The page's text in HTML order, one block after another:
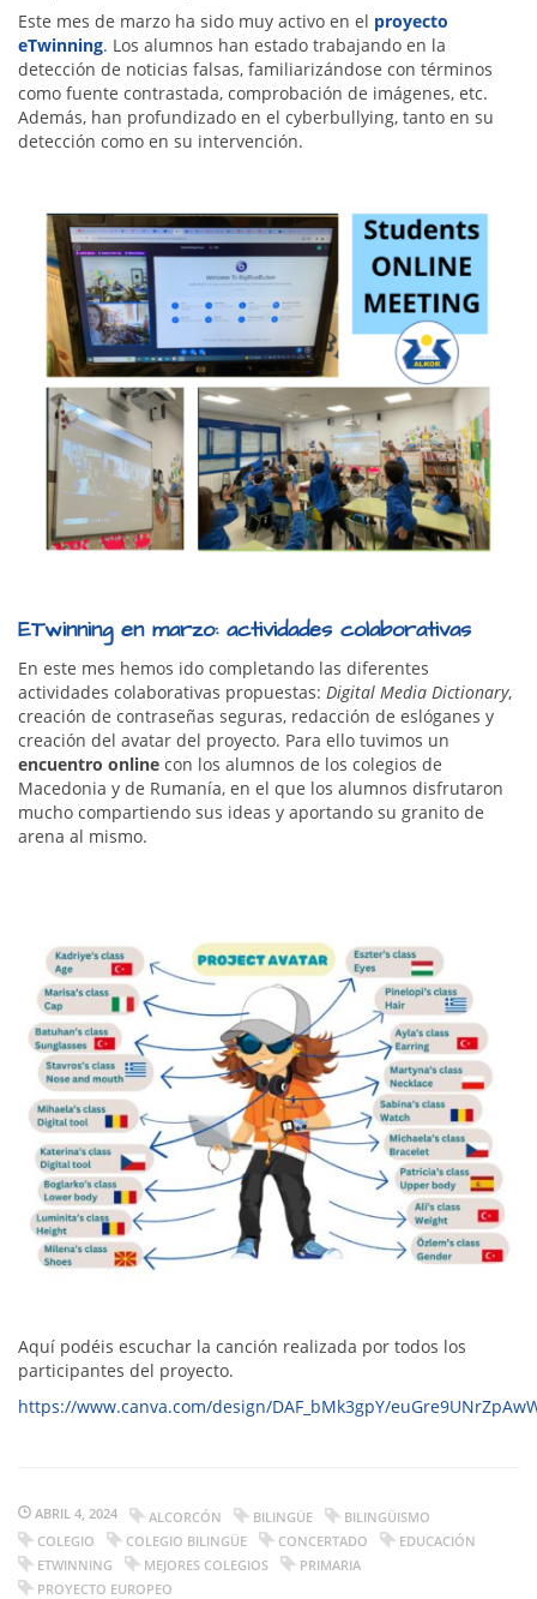
Este mes de marzo ha sido muy activo en el proyecto
eTwinning. Los alumnos han estado trabajando en la
detección de noticias falsas, familiarizándose con términos
como fuente contrastada, comprobación de imágenes, etc.
Además, han profundizado en el cyberbullying, tanto en su
detección como en su intervención.
ETwinning en marzo: actividades colaborativas
En este mes hemos ido completando las diferentes
actividades colaborativas propuestas: Digital Media Dictionary,
creación de contraseñas seguras, redacción de eslóganes y
creación del avatar del proyecto. Para ello tuvimos un
encuentro online con los alumnos de los colegios de
Macedonia y de Rumanía, en el que los alumnos disfrutaron
mucho compartiendo sus ideas y aportando su granito de
arena al mismo.
Aquí podéis escuchar la canción realizada por todos los
participantes del proyecto.
https://www.canva.com/design/DAF_bMk3gpY/
ABRIL 4, 2024 ALCORCÓN BILINGÜE
BILINGÜISMO
COLEGIO
COLEGIO BILINGÜE CONCERTADO
EDUCACIÓN
ETWINNING
MEJORES COLEGIOS
PRIMARIA
PROYECTO EUROPEO